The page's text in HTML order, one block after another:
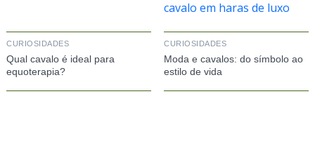
CURIOSIDADES
Qual cavalo é ideal para
equoterapia?
CURIOSIDADES
Moda e cavalos: do símbolo ao
estilo de vida